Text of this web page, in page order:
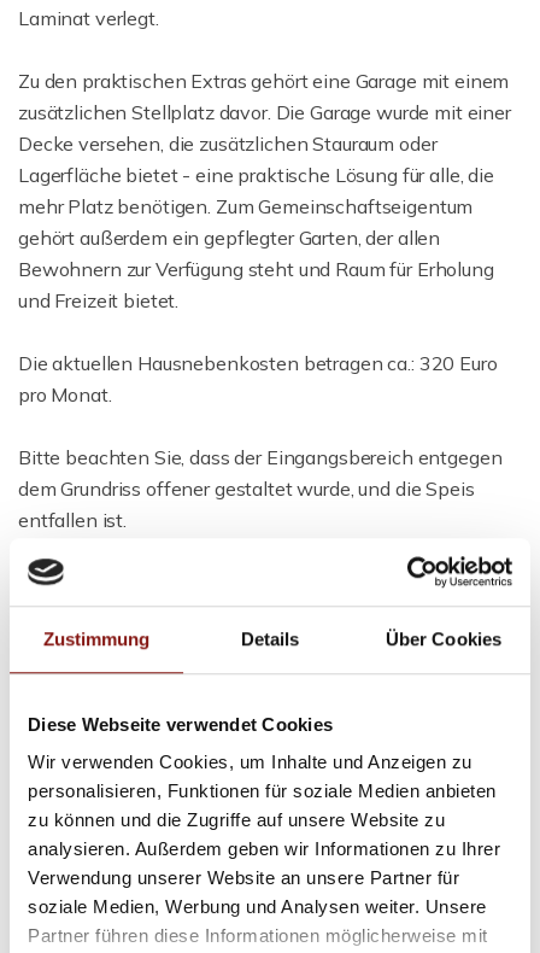
Zustimmung Details Über Cookies
Diese Webseite verwendet Cookies
Wir verwenden Cookies, um Inhalte und Anzeigen zu
personalisieren, Funktionen für soziale Medien anbieten
zu können und die Zugriffe auf unsere Website zu
analysieren. Außerdem geben wir Informationen zu Ihrer
Verwendung unserer Website an unsere Partner für
soziale Medien, Werbung und Analysen weiter. Unsere
Partner führen diese Informationen möglicherweise mit
Laminat verlegt.
Zu den praktischen Extras gehört eine Garage mit einem
zusätzlichen Stellplatz davor. Die Garage wurde mit einer
Decke versehen, die zusätzlichen Stauraum oder
Lagerfläche bietet - eine praktische Lösung für alle, die
mehr Platz benötigen. Zum Gemeinschaftseigentum
gehört außerdem ein gepflegter Garten, der allen
Bewohnern zur Verfügung steht und Raum für Erholung
und Freizeit bietet.
Die aktuellen Hausnebenkosten betragen ca.: 320 Euro
pro Monat.
Bitte beachten Sie, dass der Eingangsbereich entgegen
dem Grundriss offener gestaltet wurde, und die Speis
entfallen ist.
Gesamtbetrag mit Garage und Stellplatz: 331.000 Euro
zusammengesetzt aus der Wohnung mit Küche (319.000
Euro) + Garage und Stellplatz vor der Garage (12.000
Euro).
Weitere Bilder finden Sie unter www.hatz-team.de.
Das vollständige Exposé erhalten Sie bei einer
vollständig ausgefüllten Anfrage.